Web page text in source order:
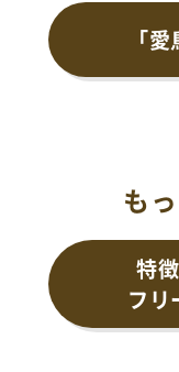
「
も
特
フリ